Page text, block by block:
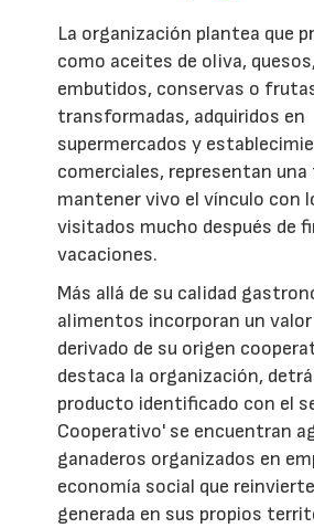
La organización plantea que
como aceites de oliva,
embutidos, conservas o
transformadas, adquiridos en
supermercados y
comerciales, representan una
mantener vivo el vínculo con
visitados mucho después de
vacaciones.
Más allá de su calidad
alimentos incorporan un valor
derivado de su origen
destaca la organización,
producto identificado con el
Cooperativo' se encuentran
ganaderos organizados en
economía social que
generada en sus propios